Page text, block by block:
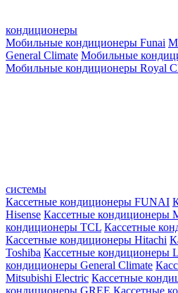
кондиционеры
Мобильные кондиционеры Funai
General Climate Мобильные
Мобильные кондиционеры Royal
системы
Кассетные кондиционеры FUNAI
Hisense Кассетные кондиционеры
кондиционеры TCL Кассетные
Кассетные кондиционеры Hitachi
Toshiba Кассетные кондиционеры
кондиционеры General Climate
Mitsubishi Electric Кассетные
кондиционеры GREE Кассетные